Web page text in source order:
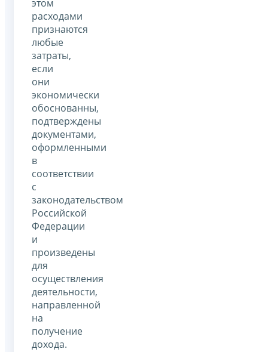
этом
расходами
признаются
любые
затраты,
если
они
экономически
обоснованны,
подтверждены
документами,
оформленными
в
соответствии
с
законодательством
Российской
Федерации
и
произведены
для
осуществления
деятельности,
направленной
на
получение
дохода.